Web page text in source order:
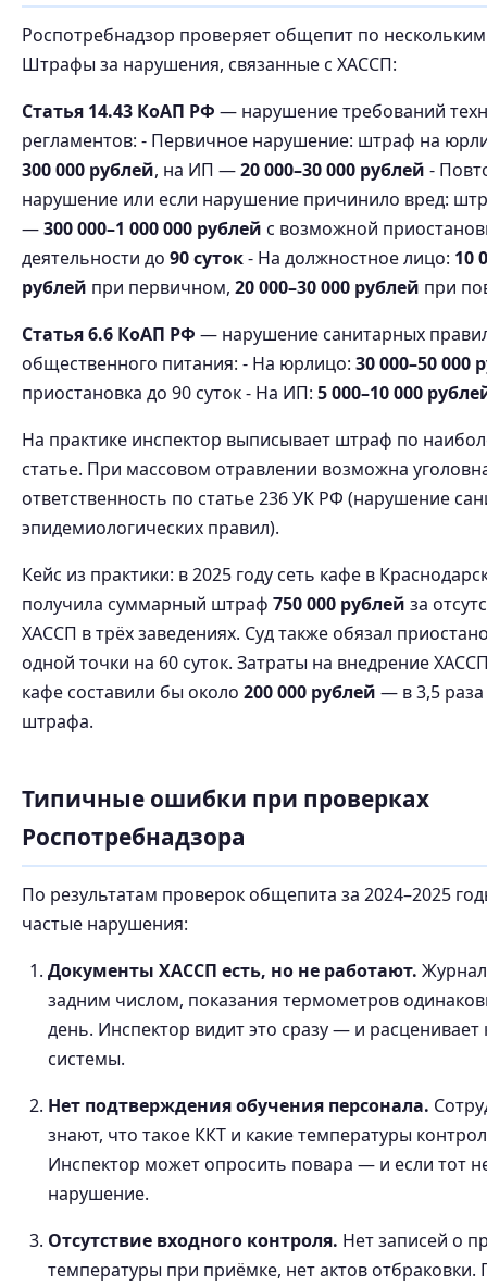
Роспотребнадзор проверяет общепит по
Штрафы за нарушения, связанные с ХАССП:
Статья 14.43 КоАП РФ — нарушение требований
регламентов: - Первичное нарушение: штраф на
300 000 рублей, на ИП —20 000–30 000 рублей -
нарушение или если нарушение причинило вред:
—300 000–1 000 000 рублей с возможной
деятельности до 90 суток- На должностное лицо: 10
рублей при первичном, 20 000–30 000 рублей при
Статья 6.6 КоАП РФ — нарушение санитарных
общественного питания: - На юрлицо: 30 000–50 000
приостановка до 90 суток - На ИП: 5 000–10 000
На практике инспектор выписывает штраф по
статье. При массовом отравлении возможна
ответственность по статье 236 УК РФ (нарушение
эпидемиологических правил).
Кейс из практики: в 2025 году сеть кафе в
получила суммарный штраф 750 000 рублей за
ХАССП в трёх заведениях. Суд также обязал
одной точки на 60 суток. Затраты на внедрение
кафе составили бы около 200 000 рублей — в 3,5
штрафа.
Типичные ошибки при проверках
Роспотребнадзора
По результатам проверок общепита за 2024–2025
частые нарушения:
Документы ХАССП есть, но не работают.
задним числом, показания термометров
день. Инспектор видит это сразу — и расценивает
системы.
Нет подтверждения обучения персонала.
знают, что такое ККТ и какие температуры
Инспектор может опросить повара — и если тот
нарушение.
Отсутствие входного контроля. Нет записей о
температуры при приёмке, нет актов отбраковки.